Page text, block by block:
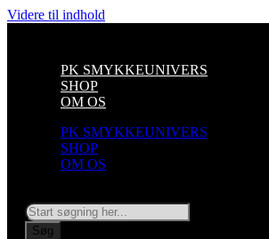
Videre til indhold
PK SMYKKEUNIVERS
SHOP
OM OS
PK SMYKKEUNIVERS
SHOP
OM OS
Søg